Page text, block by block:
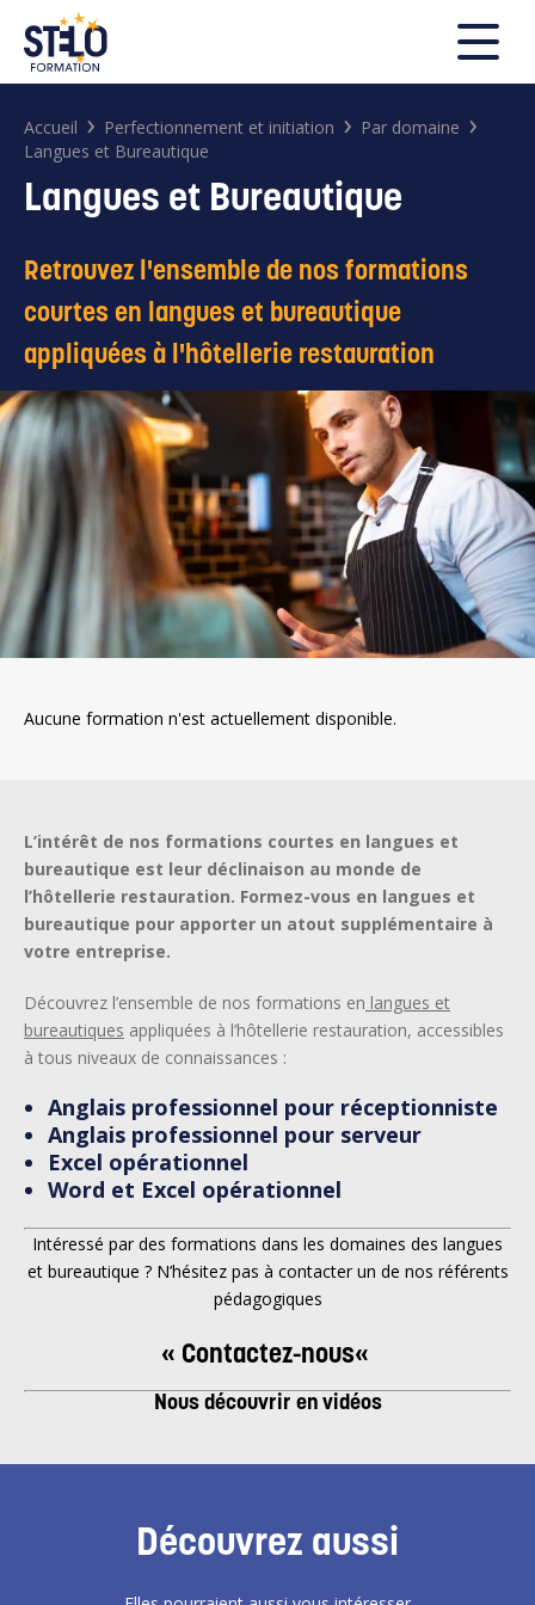
FERMER
Rechercher
Search
for:
Accueil › Perfectionnement et initiation › Par domaine ›
Langues et Bureautique
Langues et Bureautique
Retrouvez l'ensemble de nos formations
courtes en langues et bureautique
appliquées à l'hôtellerie restauration
Aucune formation n'est actuellement disponible.
L’intérêt de nos formations courtes en langues et
bureautique est leur déclinaison au monde de
l’hôtellerie restauration. Formez-vous en langues et
bureautique pour apporter un atout supplémentaire à
votre entreprise.
Découvrez l’ensemble de nos formations en langues et
bureautiques appliquées à l’hôtellerie restauration, accessibles
à tous niveaux de connaissances :
Anglais professionnel pour réceptionniste
Anglais professionnel pour serveur
Excel opérationnel
Word et Excel opérationnel
Intéressé par des formations dans les domaines des langues
et bureautique ? N’hésitez pas à contacter un de nos référents
pédagogiques
« Contactez-nous«
Nous découvrir en vidéos
Découvrez aussi